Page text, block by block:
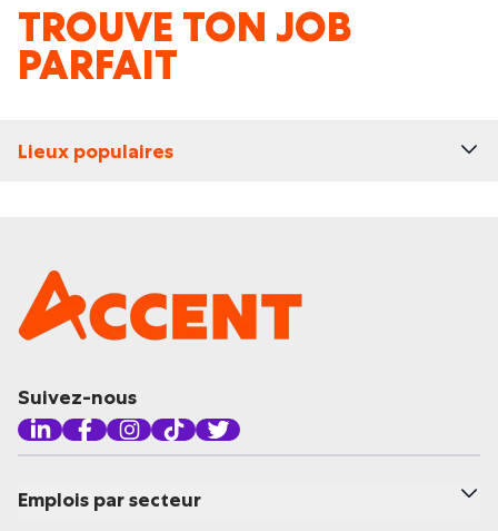
TROUVE TON JOB
PARFAIT
Lieux populaires
Suivez-nous
Emplois par secteur